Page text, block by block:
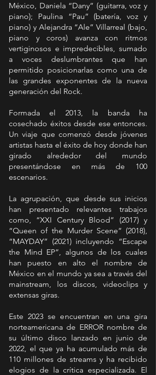
México, Daniela “Dany” (guitarra, voz y
piano); Paulina “Pau” (batería, voz y
piano) y Alejandra “Ale” Villarreal (bajo,
piano y coros) avanza con ritmos
vertiginosos e impredecibles, sumado
a voces deslumbrantes que han
permitido posicionarlas como una de
las grandes exponentes de la nueva
generación del Rock.
Formada el 2013, la banda ha
cosechado éxitos desde ese entonces.
Un viaje que comenzó desde jóvenes
artistas hasta el éxito de hoy donde han
girado alrededor del mundo
presentándose en más de 100
escenarios.
La agrupación, que desde sus inicios
han presentado relevantes trabajos
como, “XXI Century Blood” (2017) y
“Queen of the Murder Scene” (2018),
“MAYDAY” (2021) incluyendo “Escape
the Mind EP”, algunos de los cuales
han puesto en alto el nombre de
México en el mundo ya sea a través del
mainstream, los discos, videoclips y
extensas giras.
Este 2023 se encuentran en una gira
norteamericana de ERROR nombre de
su último disco lanzado en junio de
2022, el que ya ha acumulado más de
110 millones de streams y ha recibido
elogios de la crítica especializada. El